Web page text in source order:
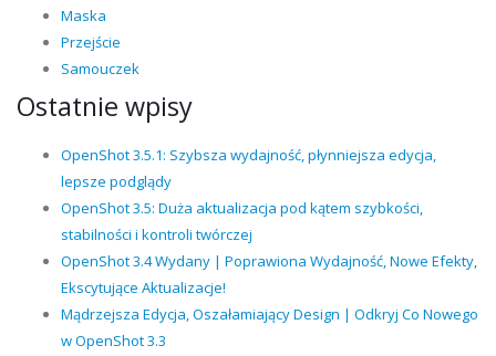
Maska
Przejście
Samouczek
Ostatnie wpisy
OpenShot 3.5.1: Szybsza wydajność, płynniejsza edycja,
lepsze podglądy
OpenShot 3.5: Duża aktualizacja pod kątem szybkości,
stabilności i kontroli twórczej
OpenShot 3.4 Wydany | Poprawiona Wydajność, Nowe Efekty,
Ekscytujące Aktualizacje!
Mądrzejsza Edycja, Oszałamiający Design | Odkryj Co Nowego
w OpenShot 3.3